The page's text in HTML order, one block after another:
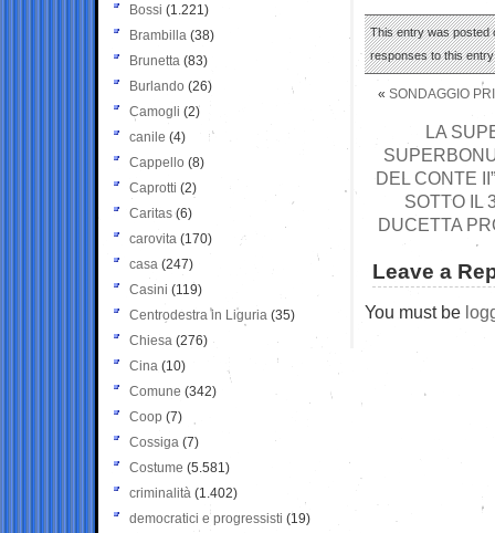
This entry was posted
responses to this
« SONDAGGIO
LA
DEL CONTE
SOTTO IL
DUCETTA
Leave a
You must be
Bossi (1.221)
Brambilla (38)
Brunetta (83)
Burlando (26)
Camogli (2)
canile (4)
Cappello (8)
Caprotti (2)
Caritas (6)
carovita (170)
casa (247)
Casini (119)
Centrodestra in Liguria (35)
Chiesa (276)
Cina (10)
Comune (342)
Coop (7)
Cossiga (7)
Costume (5.581)
criminalità (1.402)
democratici e progressisti (19)